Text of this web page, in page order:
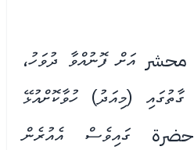
محشر އަށް ފޮނުއްވާ ދުވަހު،
(މިއަދު) ހުވާކޮށްއުޅޭ
ގައިވެސް އެއުރެން